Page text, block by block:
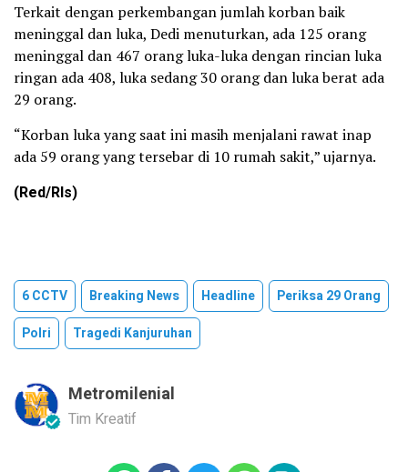
Terkait dengan perkembangan jumlah korban baik
meninggal dan luka, Dedi menuturkan, ada 125 orang
meninggal dan 467 orang luka-luka dengan rincian luka
ringan ada 408, luka sedang 30 orang dan luka berat ada
29 orang.
“Korban luka yang saat ini masih menjalani rawat inap
ada 59 orang yang tersebar di 10 rumah sakit,” ujarnya.
(Red/Rls)
6 CCTV Breaking News Headline
Periksa 29 Orang
Polri
Tragedi Kanjuruhan
Metromilenial
Tim Kreatif